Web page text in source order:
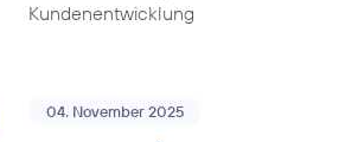
Kundenentwicklung
04. November 2025